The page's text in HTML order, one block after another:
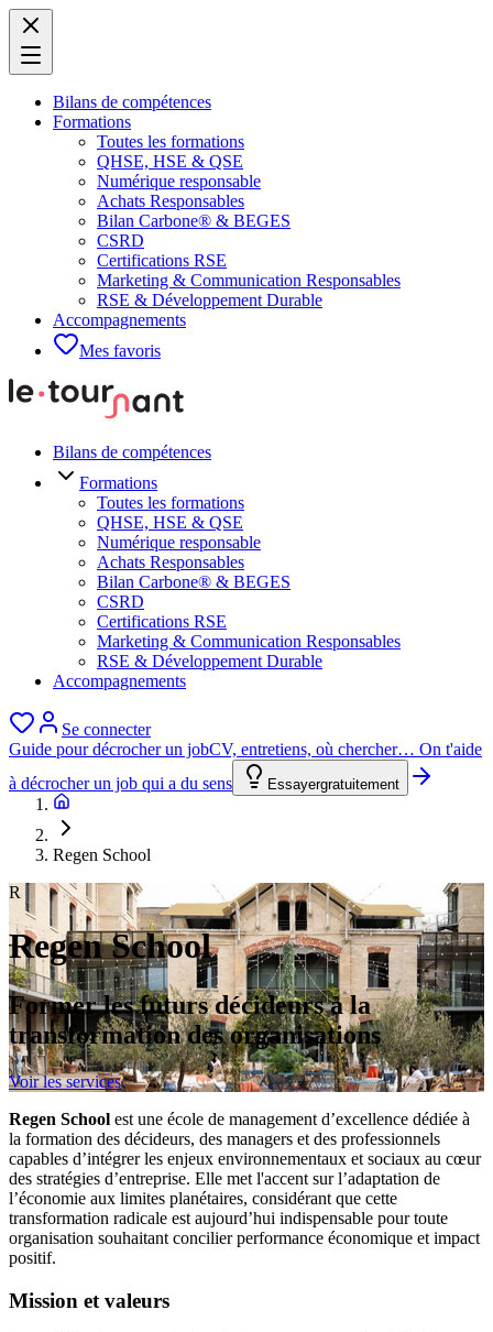
Bilans de compétences
Formations
Toutes les formations
QHSE, HSE & QSE
Numérique responsable
Achats Responsables
Bilan Carbone® & BEGES
CSRD
Certifications RSE
Marketing & Communication Responsables
RSE & Développement Durable
Accompagnements
Mes favoris
Bilans de compétences
Formations
Toutes les formations
QHSE, HSE & QSE
Numérique responsable
Achats Responsables
Bilan Carbone® & BEGES
CSRD
Certifications RSE
Marketing & Communication Responsables
RSE & Développement Durable
Accompagnements
Se connecter
Guide pour décrocher un jobCV, entretiens, où chercher… On t'aide
à décrocher un job qui a du sens
Essayergratuitement
Regen School
R
Regen School
Former les futurs décideurs à la
transformation des organisations
Voir les services
Regen School est une école de management d’excellence dédiée à
la formation des décideurs, des managers et des professionnels
capables d’intégrer les enjeux environnementaux et sociaux au cœur
des stratégies d’entreprise. Elle met l'accent sur l’adaptation de
l’économie aux limites planétaires, considérant que cette
transformation radicale est aujourd’hui indispensable pour toute
organisation souhaitant concilier performance économique et impact
positif.
Mission et valeurs